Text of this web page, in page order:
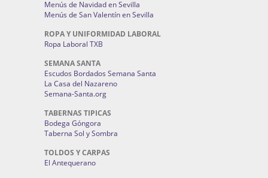
Menús de Navidad en Sevilla
Menús de San Valentín en Sevilla
ROPA Y UNIFORMIDAD LABORAL
Ropa Laboral TXB
SEMANA SANTA
Escudos Bordados Semana Santa
La Casa del Nazareno
Semana-Santa.org
TABERNAS TIPICAS
Bodega Góngora
Taberna Sol y Sombra
TOLDOS Y CARPAS
El Antequerano